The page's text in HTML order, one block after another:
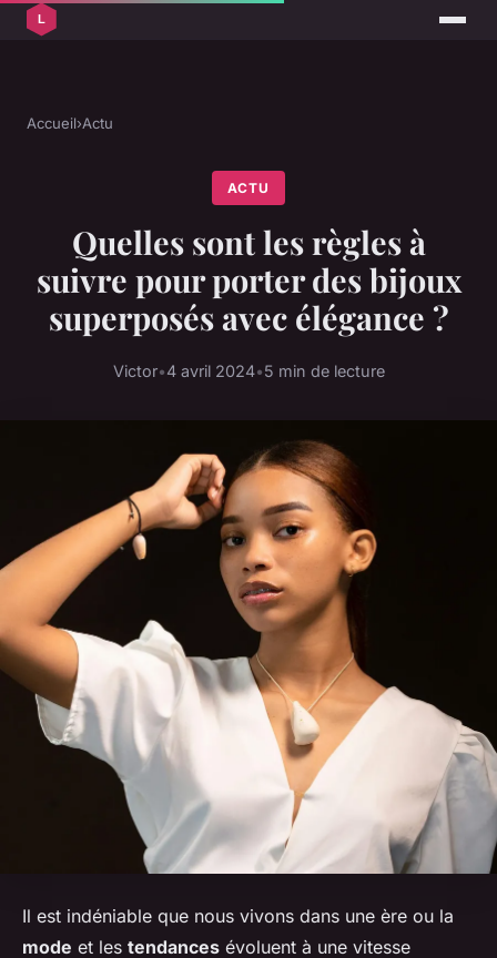
Accueil›Actu
ACTU
Quelles sont les règles à
suivre pour porter des bijoux
superposés avec élégance ?
Victor•4 avril 2024•5 min de lecture
Il est indéniable que nous vivons dans une ère ou la
mode et les tendances évoluent à une vitesse